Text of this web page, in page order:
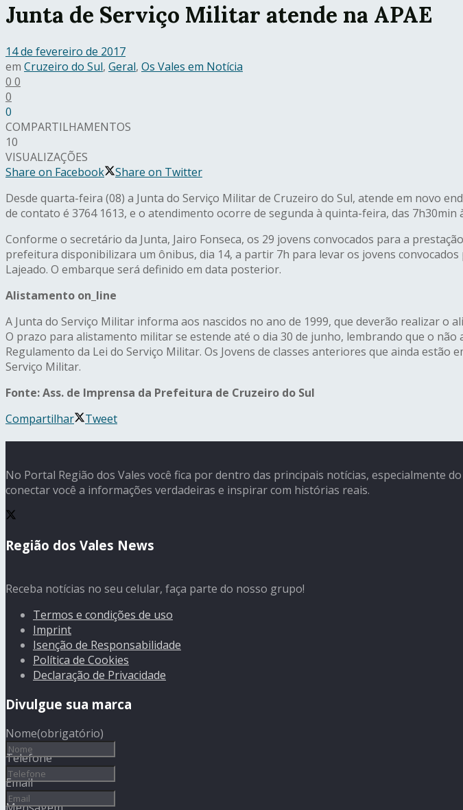
Junta de Serviço Militar atende na APAE
14 de fevereiro de 2017
em Cruzeiro do Sul, Geral, Os Vales em Notícia
0 0
0
0
COMPARTILHAMENTOS
10
VISUALIZAÇÕES
Share on Facebook
Share on Twitter
Desde quarta-feira (08) a Junta do Serviço Militar de Cruzeiro do Sul, atende em novo
de contato é 3764 1613, e o atendimento ocorre de segunda à quinta-feira, das 7h30min
Conforme o secretário da Junta, Jairo Fonseca, os 29 jovens convocados para a
prefeitura disponibilizara um ônibus, dia 14, a partir 7h para levar os jovens
Lajeado. O embarque será definido em data posterior.
Alistamento on_line
A Junta do Serviço Militar informa aos nascidos no ano de 1999, que deverão realizar o
O prazo para alistamento militar se estende até o dia 30 de junho, lembrando que o
Regulamento da Lei do Serviço Militar. Os Jovens de classes anteriores que ainda
Serviço Militar.
Fonte: Ass. de Imprensa da Prefeitura de Cruzeiro do Sul
Compartilhar
Tweet
No Portal Região dos Vales você fica por dentro das principais notícias, especialmente
conectar você a informações verdadeiras e inspirar com histórias reais.
Região dos Vales News
Receba notícias no seu celular, faça parte do nosso grupo!
Termos e condições de uso
Imprint
Isenção de Responsabilidade
Política de Cookies
Declaração de Privacidade
Divulgue sua marca
Nome(obrigatório)
Telefone
Email